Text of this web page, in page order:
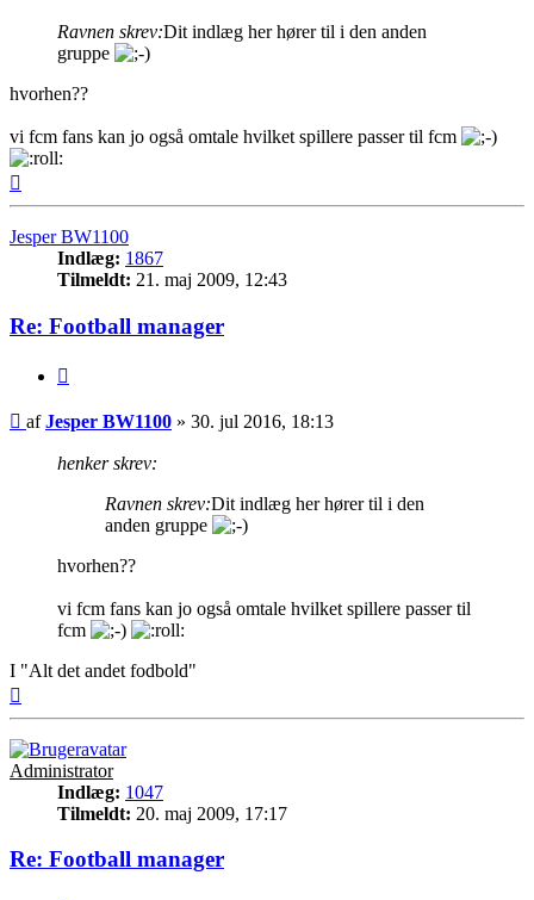
Ravnen skrev:Dit indlæg her hører til i den anden
gruppe
hvorhen??
vi fcm fans kan jo også omtale hvilket spillere passer til fcm
Jesper BW1100
Indlæg: 1867
Tilmeldt: 21. maj 2009, 12:43
Re: Football manager
Indlæg
afJesper BW1100 » 30. jul 2016, 18:13
henker skrev:
Ravnen skrev:Dit indlæg her hører til i den
anden gruppe
hvorhen??
vi fcm fans kan jo også omtale hvilket spillere passer til
fcm
I "Alt det andet fodbold"
Administrator
Indlæg: 1047
Tilmeldt: 20. maj 2009, 17:17
Re: Football manager